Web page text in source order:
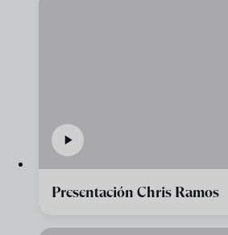
Presentación Chris Ramos